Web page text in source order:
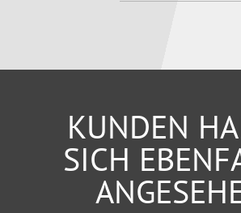
KUNDEN
SICH